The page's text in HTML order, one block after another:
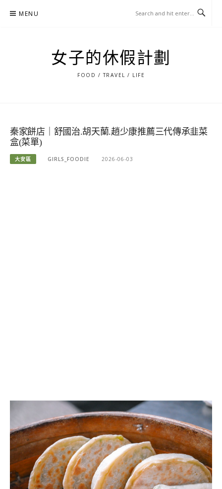
MENU
女子的休假計劃
FOOD / TRAVEL / LIFE
秦家餅店｜舒國治.胡天蘭.趙少康推薦三代傳承韭菜
盒(菜單)
大安區 GIRLS_FOODIE 2026-06-03